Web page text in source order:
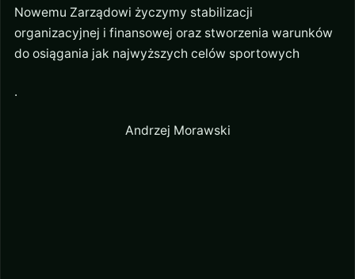
Nowemu Zarządowi życzymy stabilizacji
organizacyjnej i finansowej oraz stworzenia warunków
do osiągania jak najwyższych celów sportowych
Andrzej Morawski